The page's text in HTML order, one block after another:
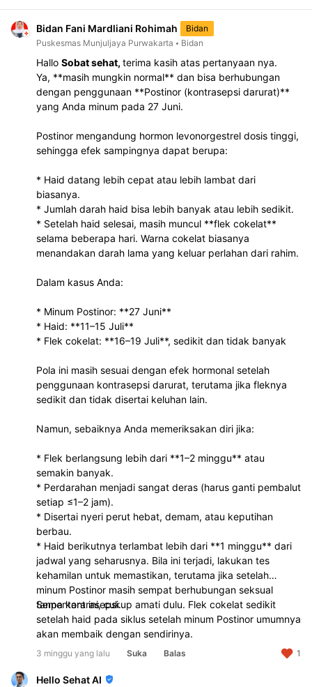
Bidan Fani Mardliani Rohimah
Bidan
Puskesmas Munjuljaya Purwakarta
Bidan
Hallo Sobat sehat, terima kasih atas pertanyaan nya.
Ya, **masih mungkin normal** dan bisa berhubungan
dengan penggunaan **Postinor (kontrasepsi darurat)**
yang Anda minum pada 27 Juni.
Postinor mengandung hormon levonorgestrel dosis tinggi,
sehingga efek sampingnya dapat berupa:
* Haid datang lebih cepat atau lebih lambat dari
biasanya.
* Jumlah darah haid bisa lebih banyak atau lebih sedikit.
* Setelah haid selesai, masih muncul **flek cokelat**
selama beberapa hari. Warna cokelat biasanya
menandakan darah lama yang keluar perlahan dari rahim.
Dalam kasus Anda:
* Minum Postinor: **27 Juni**
* Haid: **11–15 Juli**
* Flek cokelat: **16–19 Juli**, sedikit dan tidak banyak
Pola ini masih sesuai dengan efek hormonal setelah
penggunaan kontrasepsi darurat, terutama jika fleknya
sedikit dan tidak disertai keluhan lain.
Namun, sebaiknya Anda memeriksakan diri jika:
* Flek berlangsung lebih dari **1–2 minggu** atau
semakin banyak.
* Perdarahan menjadi sangat deras (harus ganti pembalut
setiap ≤1–2 jam).
* Disertai nyeri perut hebat, demam, atau keputihan
berbau.
* Haid berikutnya terlambat lebih dari **1 minggu** dari
jadwal yang seharusnya. Bila ini terjadi, lakukan tes
kehamilan untuk memastikan, terutama jika setelah
minum Postinor masih sempat berhubungan seksual
tanpa kontrasepsi.
Sementara ini, cukup amati dulu. Flek cokelat sedikit
setelah haid pada siklus setelah minum Postinor umumnya
akan membaik dengan sendirinya.
3 minggu yang lalu Suka Balas 1
Hello Sehat AI